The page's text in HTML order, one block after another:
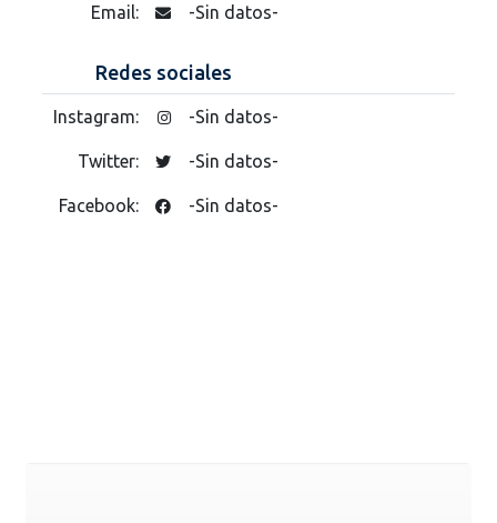
Email: -Sin datos-
Redes sociales
Instagram: -Sin datos-
Twitter: -Sin datos-
Facebook: -Sin datos-